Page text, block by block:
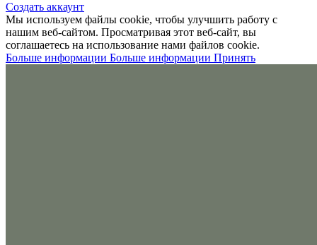
Создать аккаунт
Мы используем файлы cookie, чтобы улучшить работу с
нашим веб-сайтом. Просматривая этот веб-сайт, вы
соглашаетесь на использование нами файлов cookie.
Больше информации Больше информации Принять